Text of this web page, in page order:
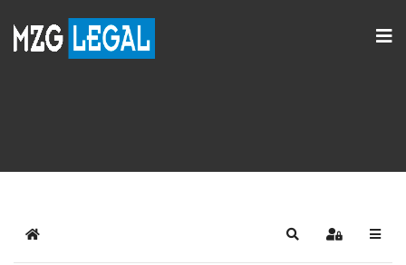
Home SearchSign In